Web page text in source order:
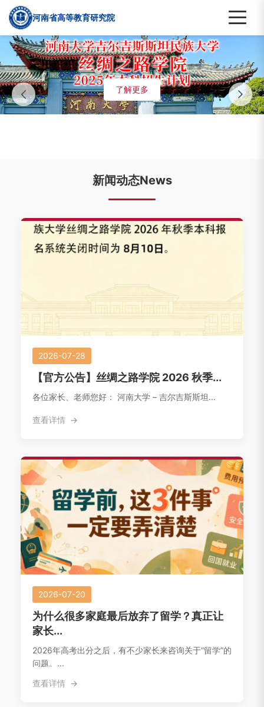
河南省高等教育研究院
了解更多
新闻动态News
2026-07-28
【官方公告】丝绸之路学院 2026 秋季...
各位家长、老师您好： 河南大学 – 吉尔吉斯斯坦...
查看详情
2026-07-20
为什么很多家庭最后放弃了留学？真正让
家长...
2026年高考出分之后，有不少家长来咨询关于“留学”的
问题。...
查看详情